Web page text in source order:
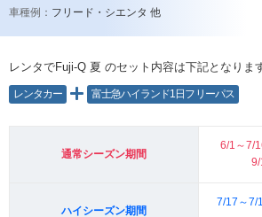
車種例： フリード・シエンタ 他
レンタでFuji-Q 夏 のセット内容は下記となりま
レンタカー 富士急ハイランド1日フリーパス
通常シーズン期間
6/1～7/
ハイシーズン期間
7/17～7/